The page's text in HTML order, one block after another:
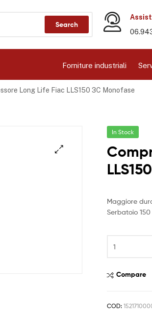
Search
Forniture industriali
Long Life Fiac LLS150 3C Monofase
In Stock
Maggiore
Serbatoio
Compare
COD: